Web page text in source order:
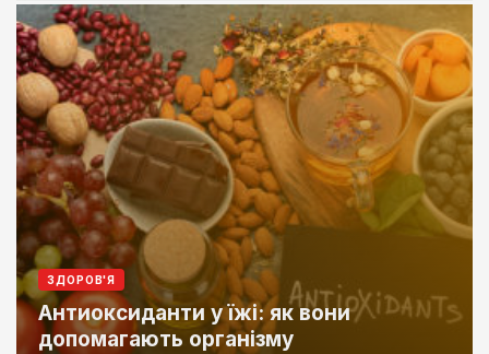
ЗДОРОВ'Я
Антиоксиданти у їжі: як вони
допомагають організму